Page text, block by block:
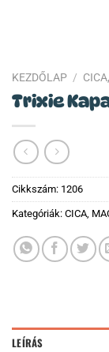
KEZDŐLAP /
Trixie
Cikkszám: 1206
Kategóriák: CICA,
LEÍRÁS